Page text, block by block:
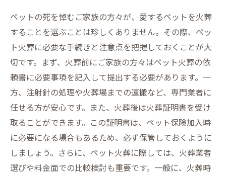
ペットの死を悼むご家族の方々が、愛するペットを火葬
することを選ぶことは珍しくありません。その際、ペッ
ト火葬に必要な手続きと注意点を把握しておくことが大
切です。まず、火葬前にご家族の方々はペット火葬の依
頼書に必要事項を記入して提出する必要があります。一
方、注射針の処理や火葬場までの運搬など、専門業者に
任せる方が安心です。また、火葬後は火葬証明書を受け
取ることができます。この証明書は、ペット保険加入時
に必要になる場合もあるため、必ず保管しておくように
しましょう。さらに、ペット火葬に際しては、火葬業者
選びや料金面での比較検討も重要です。一般に、火葬時